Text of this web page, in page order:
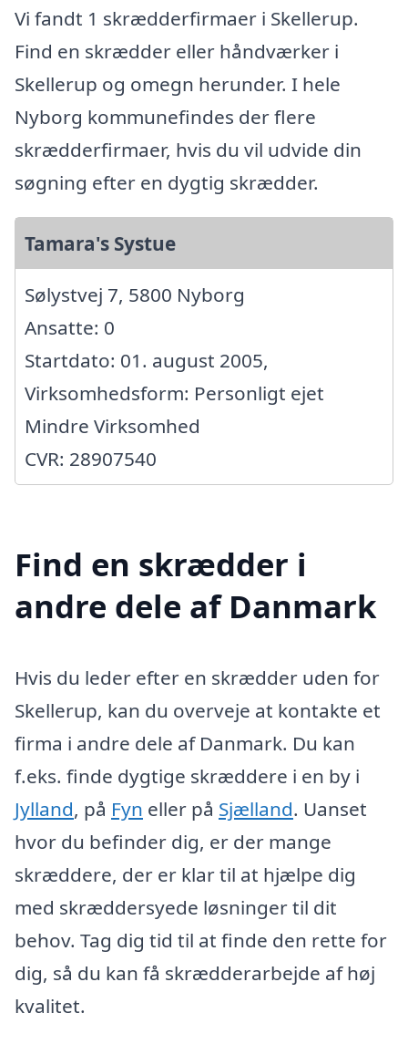
Vi fandt 1 skrædderfirmaer i Skellerup.
Find en skrædder eller håndværker i
Skellerup og omegn herunder. I hele
Nyborg kommunefindes der flere
skrædderfirmaer, hvis du vil udvide din
søgning efter en dygtig skrædder.
Tamara's Systue
Sølystvej 7, 5800 Nyborg
Ansatte: 0
Startdato: 01. august 2005,
Virksomhedsform: Personligt ejet
Mindre Virksomhed
CVR: 28907540
Find en skrædder i
andre dele af Danmark
Hvis du leder efter en skrædder uden for
Skellerup, kan du overveje at kontakte et
firma i andre dele af Danmark. Du kan
f.eks. finde dygtige skræddere i en by i
Jylland, på Fyn eller på Sjælland. Uanset
hvor du befinder dig, er der mange
skræddere, der er klar til at hjælpe dig
med skræddersyede løsninger til dit
behov. Tag dig tid til at finde den rette for
dig, så du kan få skrædderarbejde af høj
kvalitet.